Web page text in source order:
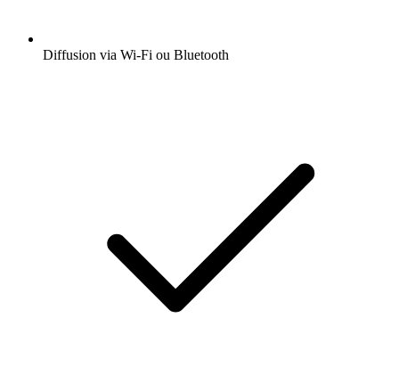
Diffusion via Wi-Fi ou Bluetooth